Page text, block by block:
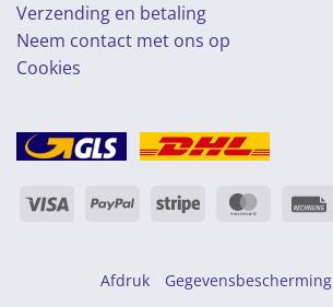
Verzending en betaling
Neem contact met ons op
Cookies
Afdruk Gegevensbescherming